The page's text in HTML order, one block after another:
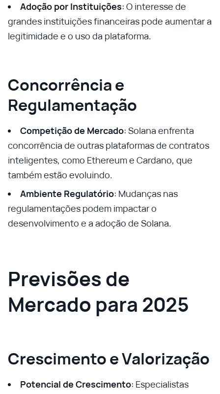
Adoção por Instituições: O interesse de
grandes instituições financeiras pode aumentar a
legitimidade e o uso da plataforma.
Concorrência e
Regulamentação
Competição de Mercado: Solana enfrenta
concorrência de outras plataformas de contratos
inteligentes, como Ethereum e Cardano, que
também estão evoluindo.
Ambiente Regulatório: Mudanças nas
regulamentações podem impactar o
desenvolvimento e a adoção de Solana.
Previsões de
Mercado para 2025
Crescimento e Valorização
Potencial de Crescimento: Especialistas